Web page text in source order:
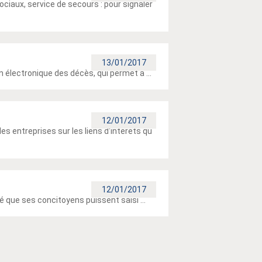
service de secours : pour signaler
13/01/2017
des décès, qui permet à ...
12/01/2017
entreprises sur les liens d'intérêts qu
12/01/2017
ses concitoyens puissent saisi ...